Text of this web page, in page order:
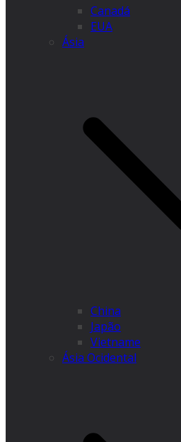
Canadá
EUA
Ásia
China
Japão
Vietname
Ásia Ocidental